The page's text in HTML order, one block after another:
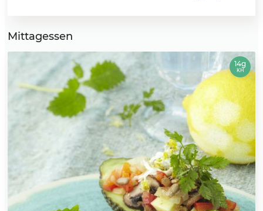
Mittagessen
14g
KH